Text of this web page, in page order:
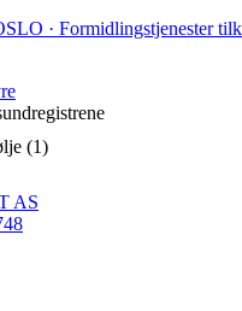
· Formidlingstjenester
(1)
AS